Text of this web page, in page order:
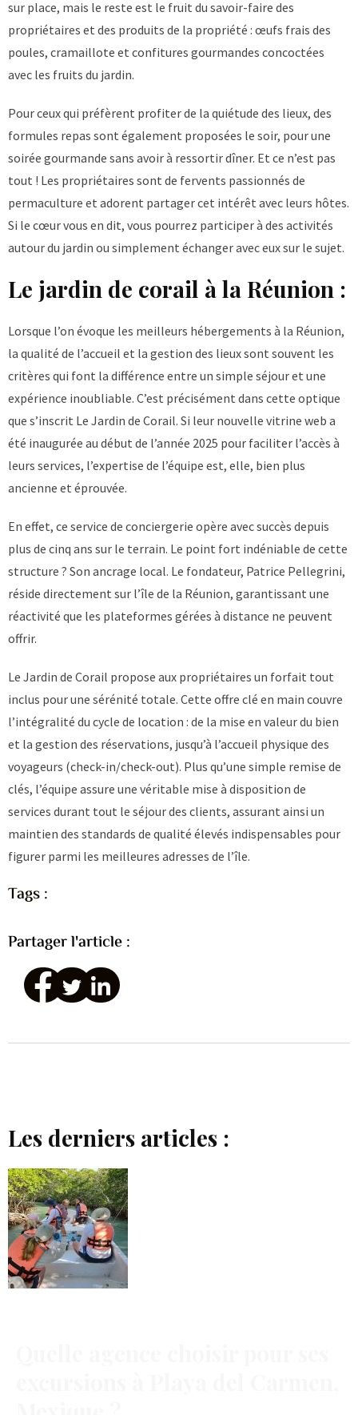
sur place, mais le reste est le fruit du savoir-faire des
propriétaires et des produits de la propriété : œufs frais des
poules, cramaillote et confitures gourmandes concoctées
avec les fruits du jardin.
Pour ceux qui préfèrent profiter de la quiétude des lieux, des
formules repas sont également proposées le soir, pour une
soirée gourmande sans avoir à ressortir dîner. Et ce n’est pas
tout ! Les propriétaires sont de fervents passionnés de
permaculture et adorent partager cet intérêt avec leurs hôtes.
Si le cœur vous en dit, vous pourrez participer à des activités
autour du jardin ou simplement échanger avec eux sur le sujet.
Le jardin de corail à la Réunion :
Lorsque l’on évoque les meilleurs hébergements à la Réunion,
la qualité de l’accueil et la gestion des lieux sont souvent les
critères qui font la différence entre un simple séjour et une
expérience inoubliable. C’est précisément dans cette optique
que s’inscrit Le Jardin de Corail. Si leur nouvelle vitrine web a
été inaugurée au début de l’année 2025 pour faciliter l’accès à
leurs services, l’expertise de l’équipe est, elle, bien plus
ancienne et éprouvée.
En effet, ce service de conciergerie opère avec succès depuis
plus de cinq ans sur le terrain. Le point fort indéniable de cette
structure ? Son ancrage local. Le fondateur, Patrice Pellegrini,
réside directement sur l’île de la Réunion, garantissant une
réactivité que les plateformes gérées à distance ne peuvent
offrir.
Le Jardin de Corail propose aux propriétaires un forfait tout
inclus pour une sérénité totale. Cette offre clé en main couvre
l’intégralité du cycle de location : de la mise en valeur du bien
et la gestion des réservations, jusqu’à l’accueil physique des
voyageurs (check-in/check-out). Plus qu’une simple remise de
clés, l’équipe assure une véritable mise à disposition de
services durant tout le séjour des clients, assurant ainsi un
maintien des standards de qualité élevés indispensables pour
figurer parmi les meilleures adresses de l’île.
Tags :
Partager l'article :
Les derniers articles :